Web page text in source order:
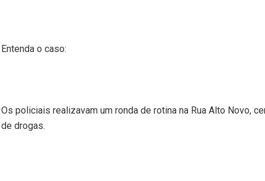
Entenda o caso:
Os policiais realizavam um ronda de rotina na Rua Alto Novo,
de drogas.